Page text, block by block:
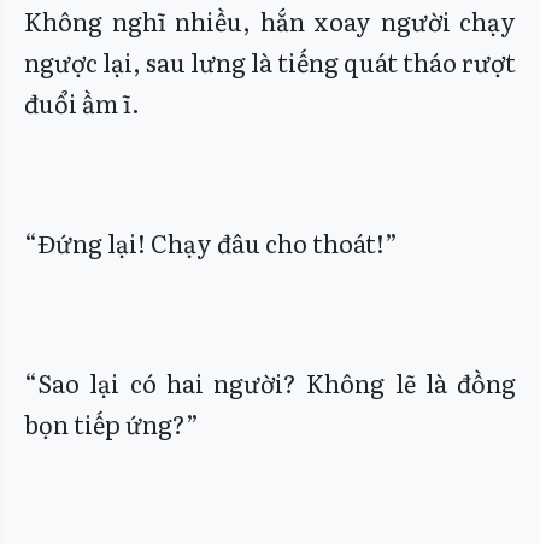
Không nghĩ nhiều, hắn xoay người chạy
ngược lại, sau lưng là tiếng quát tháo rượt
đuổi ầm ĩ.
“Đứng lại! Chạy đâu cho thoát!”
“Sao lại có hai người? Không lẽ là đồng
bọn tiếp ứng?”